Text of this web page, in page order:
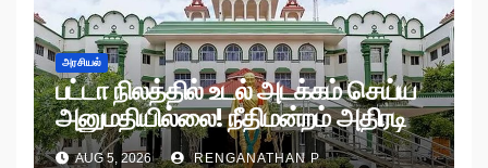
அரசியல்
பட்டா நிலத்தில் உடல் அடக்கம் செய்ய
அனுமதியில்லை! நீதிமன்றம் அதிரடி
உத்தரவு!
AUG 5, 2026 RENGANATHAN P